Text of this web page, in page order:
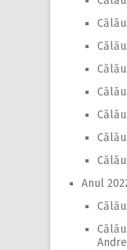
Anul